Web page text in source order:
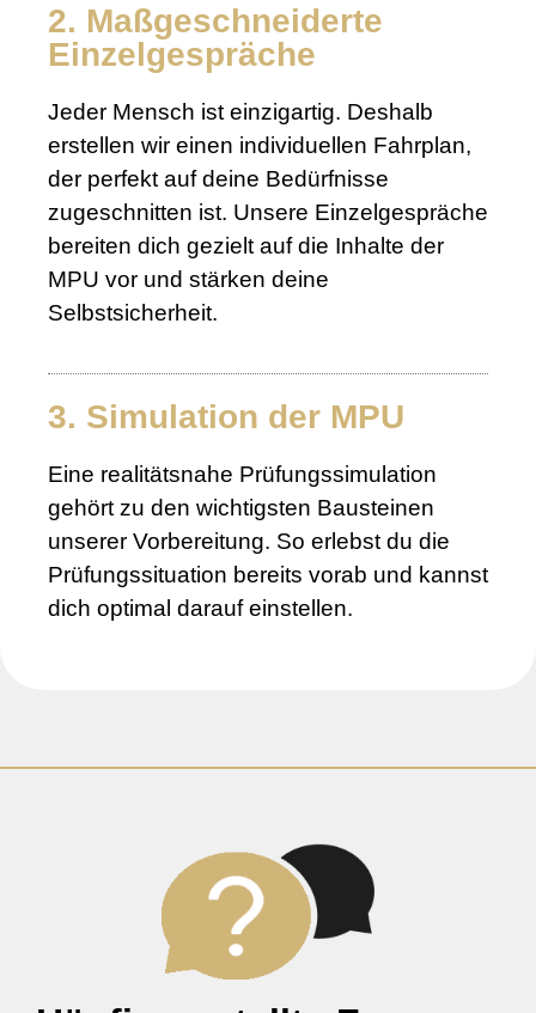
2. Maßgeschneiderte
Einzelgespräche
Jeder Mensch ist einzigartig. Deshalb
erstellen wir einen individuellen Fahrplan,
der perfekt auf deine Bedürfnisse
zugeschnitten ist. Unsere Einzelgespräche
bereiten dich gezielt auf die Inhalte der
MPU vor und stärken deine
Selbstsicherheit.
3. Simulation der MPU
Eine realitätsnahe Prüfungssimulation
gehört zu den wichtigsten Bausteinen
unserer Vorbereitung. So erlebst du die
Prüfungssituation bereits vorab und kannst
dich optimal darauf einstellen.